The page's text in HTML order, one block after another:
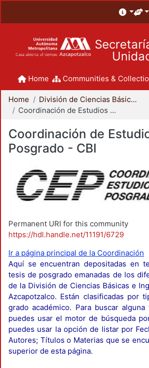
Home Communities &
Home
División de Ciencias Básicas e Ingeniería
Coordinación de Estudios de Posgrado - CBI
Coordinación de
Posgrado - CBI
Permanent URI for this community
https://hdl.handle.net/11191/6729
Ir a página principal de la Coordinación
Aquí se encuentran depositadas en
tesis de posgrado emanadas de los
de la División de Ciencias Básicas e
Azcapotzalco. Están clasificadas por
grado académico. Para buscar
puedes usar el motor de búsqueda
puedes usar la opción de listar por
Autores; Títulos o Materias que se
superior de esta página.